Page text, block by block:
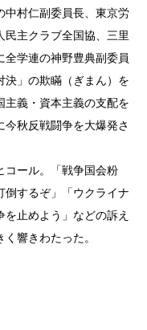
中村仁副委員長、東京労
主クラブ全国協、三里
学連の神野豊典副委員
決」の欺瞞（ぎまん）を
主義・資本主義の支配を
秋反戦闘争を大爆発さ
コール。「戦争国会粉
するぞ」「ウクライナ
止めよう」などの訴え
響きわたった。